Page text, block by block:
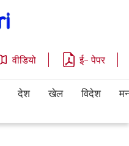
वीडियो ई- पेपर
देश खेल विदेश